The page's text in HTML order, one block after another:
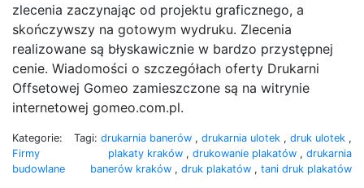
zlecenia zaczynając od projektu graficznego, a
skończywszy na gotowym wydruku. Zlecenia
realizowane są błyskawicznie w bardzo przystępnej
cenie. Wiadomości o szczegółach oferty Drukarni
Offsetowej Gomeo zamieszczone są na witrynie
internetowej gomeo.com.pl.
Kategorie:
Firmy
budowlane
Tagi: drukarnia banerów , drukarnia ulotek , druk ulotek ,
plakaty kraków , drukowanie plakatów , drukarnia
banerów kraków , druk plakatów , tani druk plakatów